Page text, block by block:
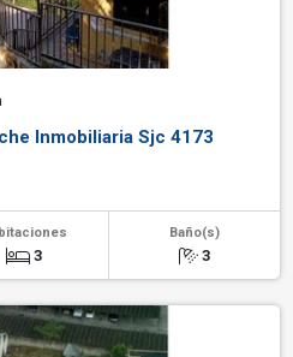
Inmobiliaria Sjc 4173
3
Baño(s)
3